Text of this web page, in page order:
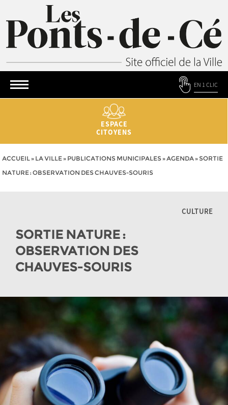
EN 1 CLIC
ESPACE
CITOYENS
ACCUEIL» LA VILLE» PUBLICATIONS MUNICIPALES»AGENDA» SORTIE
NATURE : OBSERVATION DES CHAUVES-SOURIS
CULTURE
SORTIE NATURE :
OBSERVATION DES
CHAUVES-SOURIS